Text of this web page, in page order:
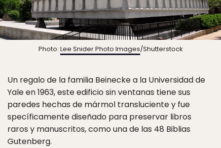
Photo: Lee Snider Photo Images/Shutterstock
Un regalo de la familia Beinecke a la Universidad de
Yale en 1963, este edificio sin ventanas tiene sus
paredes hechas de mármol transluciente y fue
specíficamente diseñado para preservar libros
raros y manuscritos, como una de las 48 Biblias
Gutenberg.